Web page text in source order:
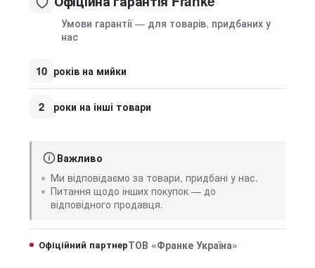
Умови гарантії — для товарів, придбаних у
нас
10 років на мийки
2 роки на інші товари
Важливо
Ми відповідаємо за товари, придбані у нас.
Питання щодо інших покупок — до
відповідного продавця.
Офіційний партнерТОВ «Франке Україна»